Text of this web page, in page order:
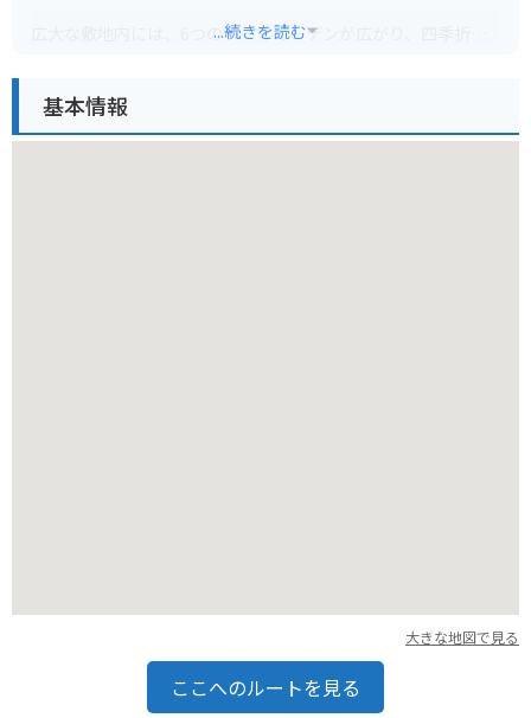
広大な敷地内には、6つのテーマガーデンが広がり、四季折々
は、絵本の世界に迷い込んだかのようなメルヘンチックな空間
で、子供から大人まで楽しむことができます。
...続きを読む
基本情報
大きな地図で見る
ここへのルートを見る